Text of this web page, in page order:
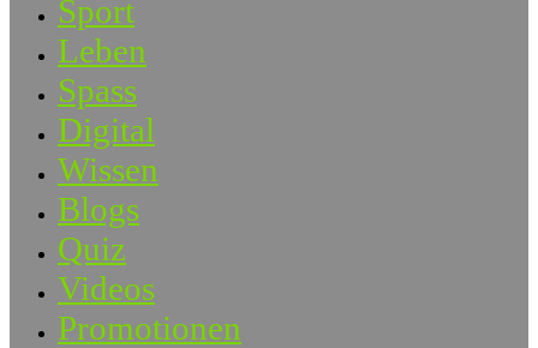
Sport
Leben
Spass
Digital
Wissen
Blogs
Quiz
Videos
Promotionen